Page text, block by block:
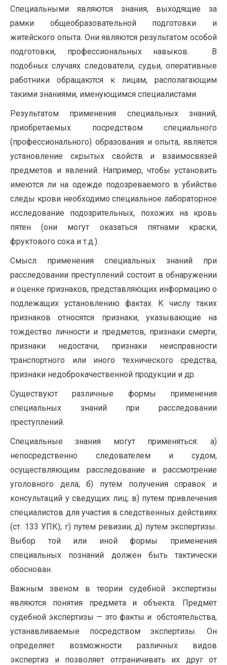
Специальными являются знания, выходящие за
рамки общеобразовательной подготовки и
житейского опыта. Они являются результатом особой
подготовки, профессиональных навыков. В
подобных случаях следователи, судьи, оперативные
работники обращаются к лицам, располагающим
такими знаниями, именующимся специалистами.
Результатом применения специальных знаний,
приобретаемых посредством специального
(профессионального) образования и опыта, является
установление скрытых свойств и взаимосвязей
предметов и явлений. Например, чтобы установить
имеются ли на одежде подозреваемого в убийстве
следы крови необходимо специальное лабораторное
исследование подозрительных, похожих на кровь
пятен (они могут оказаться пятнами краски,
фруктового сока и т.д.).
Смысл применения специальных знаний при
расследовании преступлений состоит в обнаружении
и оценке признаков, представляющих информацию о
подлежащих установлению фактах. К числу таких
признаков относятся признаки, указывающие на
тождество личности и предметов, признаки смерти,
признаки недостачи, признаки неисправности
транспортного или иного технического средства,
признаки недоброкачественной продукции и др.
Существуют различные формы применения
специальных знаний при расследовании
преступлений.
Специальные знания могут применяться: а)
непосредственно следователем и судом,
осуществляющим расследование и рассмотрение
уголовного дела; б) путем получения справок и
консультаций у сведущих лиц; в) путем привлечения
специалистов для участия в следственных действиях
(ст. 133 УПК); г) путем ревизии; д) путем экспертизы.
Выбор той или иной формы применения
специальных познаний должен быть тактически
обоснован.
Важным звеном в теории судебной экспертизы
являются понятия предмета и объекта. Предмет
судебной экспертизы — это факты и обстоятельства,
устанавливаемые посредством экспертизы. Он
определяет возможности различных видов
экспертиз и позволяет отграничивать их друг от